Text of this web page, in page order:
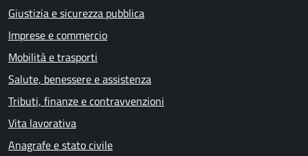
Giustizia e sicurezza pubblica
Imprese e commercio
Mobilità e trasporti
Salute, benessere e assistenza
Tributi, finanze e contravvenzioni
Vita lavorativa
Anagrafe e stato civile